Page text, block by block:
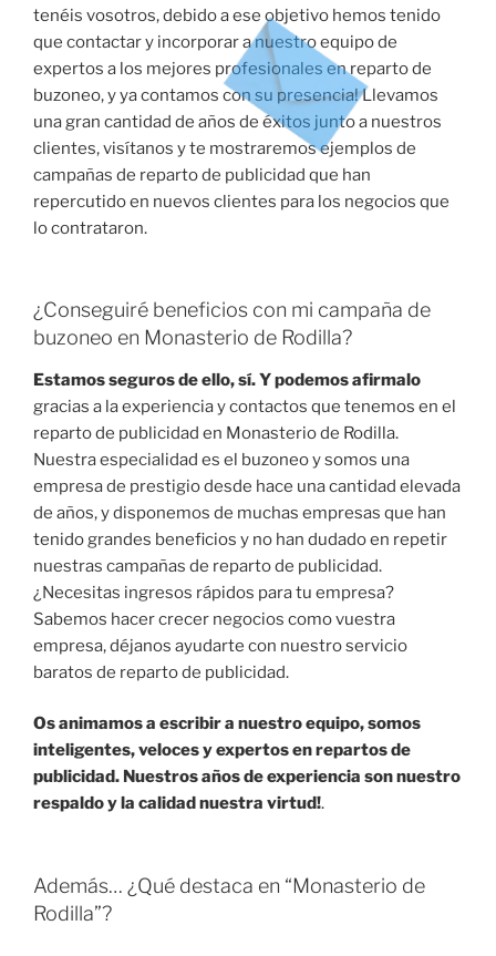
tenéis vosotros, debido a ese objetivo hemos tenido
que contactar y incorporar a nuestro equipo de
expertos a los mejores profesionales en reparto de
buzoneo, y ya contamos con su presencia! Llevamos
una gran cantidad de años de éxitos junto a nuestros
clientes, visítanos y te mostraremos ejemplos de
campañas de reparto de publicidad que han
repercutido en nuevos clientes para los negocios que
lo contrataron.
¿Conseguiré beneficios con mi campaña de
buzoneo en Monasterio de Rodilla?
Estamos seguros de ello, sí. Y podemos afirmalo
gracias a la experiencia y contactos que tenemos en el
reparto de publicidad en Monasterio de Rodilla.
Nuestra especialidad es el buzoneo y somos una
empresa de prestigio desde hace una cantidad elevada
de años, y disponemos de muchas empresas que han
tenido grandes beneficios y no han dudado en repetir
nuestras campañas de reparto de publicidad.
¿Necesitas ingresos rápidos para tu empresa?
Sabemos hacer crecer negocios como vuestra
empresa, déjanos ayudarte con nuestro servicio
baratos de reparto de publicidad.
Os animamos a escribir a nuestro equipo, somos
inteligentes, veloces y expertos en repartos de
publicidad. Nuestros años de experiencia son nuestro
respaldo y la calidad nuestra virtud!.
Además… ¿Qué destaca en “Monasterio de
Rodilla”?